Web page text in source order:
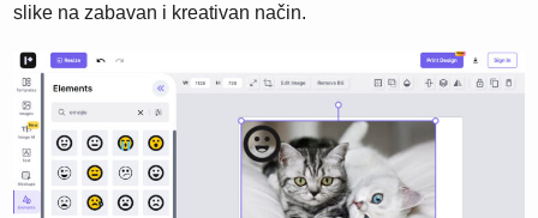
slike na zabavan i kreativan način.